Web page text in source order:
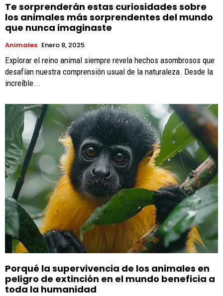
Te sorprenderán estas curiosidades sobre
los animales más sorprendentes del mundo
que nunca imaginaste
Animales Enero 8, 2025
Explorar el reino animal siempre revela hechos asombrosos que
desafían nuestra comprensión usual de la naturaleza. Desde la
increíble...
Porqué la supervivencia de los animales en
peligro de extinción en el mundo beneficia a
toda la humanidad